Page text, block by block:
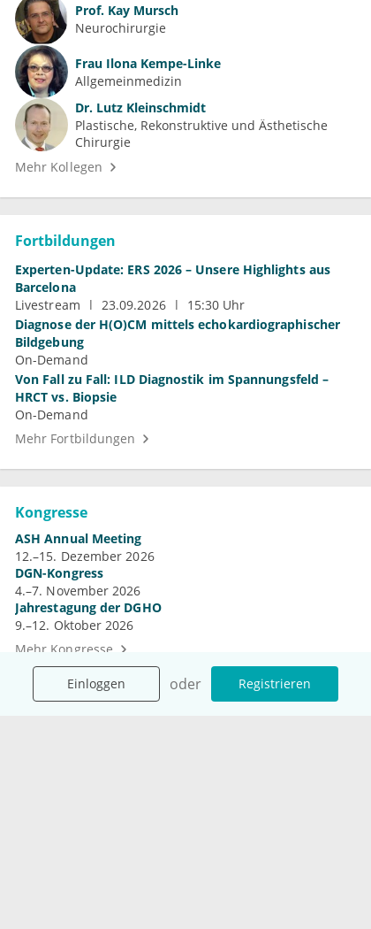
Einloggen oder Registrieren
Prof. Kay Mursch
Neurochirurgie
Frau Ilona Kempe-Linke
Allgemeinmedizin
Dr. Lutz Kleinschmidt
Plastische, Rekonstruktive und Ästhetische
Chirurgie
Mehr Kollegen
Fortbildungen
Experten-Update: ERS 2026 – Unsere Highlights aus
Barcelona
Livestream
23.09.2026
15:30 Uhr
Diagnose der H(O)CM mittels echokardiographischer
Bildgebung
On-Demand
Von Fall zu Fall: ILD Diagnostik im Spannungsfeld –
HRCT vs. Biopsie
On-Demand
Mehr Fortbildungen
Kongresse
ASH Annual Meeting
12.–15. Dezember 2026
DGN-Kongress
4.–7. November 2026
Jahrestagung der DGHO
9.–12. Oktober 2026
Mehr Kongresse